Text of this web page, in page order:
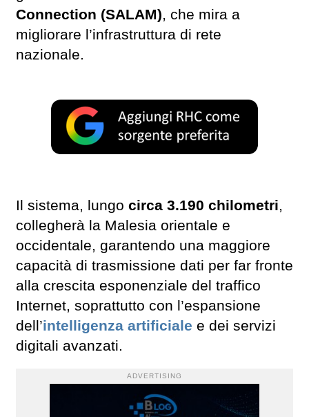
Connection (SALAM), che mira a
migliorare l’infrastruttura di rete
nazionale.
Il sistema, lungo circa 3.190 chilometri,
collegherà la Malesia orientale e
occidentale, garantendo una maggiore
capacità di trasmissione dati per far fronte
alla crescita esponenziale del traffico
Internet, soprattutto con l’espansione
dell’intelligenza artificiale e dei servizi
digitali avanzati.
ADVERTISING